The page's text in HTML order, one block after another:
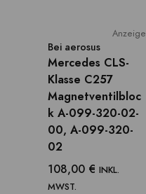
Anzeige
Bei aerosus
Mercedes CLS-
Klasse C257
Magnetventilbloc
k A-099-320-02-
00, A-099-320-
02
108,00 € INKL.
MWST.